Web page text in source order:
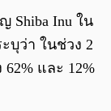
Shiba Inu ใน
บุว่า ในช่วง 2
และ 12%